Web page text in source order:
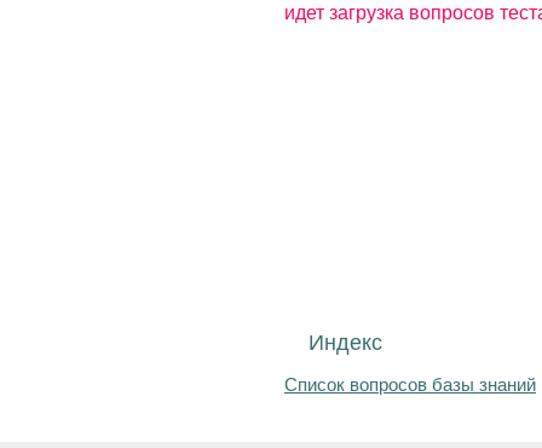
идет загрузка вопросов
Индекс
Список вопросов базы знаний